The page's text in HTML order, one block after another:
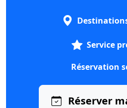
Service
Réservation
Réserver